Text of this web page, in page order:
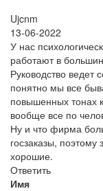
Ujcnm
13-06-2022
У нас
работают в
Руководство ведет
понятно мы все
повышенных тонах
вообще все по
Ну и что фирма
госзаказы, поэтому
хорошие.
Ответить
Имя